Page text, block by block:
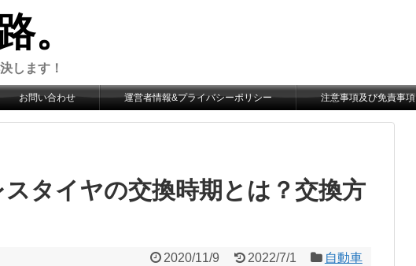
。
します！
お問い合わせ 運営者情報&プライバシーポリシー 注意事項及び免責事項
タイヤの交換時期とは？交換方
2020/11/9 2022/7/1 自動車